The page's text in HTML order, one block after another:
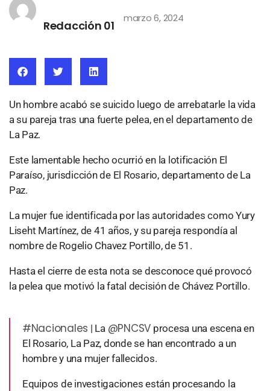
Redacción 01
marzo 6, 2024
Un hombre acabó se suicido luego de arrebatarle la vida
a su pareja tras una fuerte pelea, en el departamento de
La Paz.
Este lamentable hecho ocurrió en la lotificación El
Paraíso, jurisdicción de El Rosario, departamento de La
Paz.
La mujer fue identificada por las autoridades como Yury
Liseht Martínez, de 41 años, y su pareja respondía al
nombre de Rogelio Chavez Portillo, de 51.
Hasta el cierre de esta nota se desconoce qué provocó
la pelea que motivó la fatal decisión de Chávez Portillo.
#Nacionales | La @PNCSV procesa una escena en
El Rosario, La Paz, donde se han encontrado a un
hombre y una mujer fallecidos.
Equipos de investigaciones están procesando la